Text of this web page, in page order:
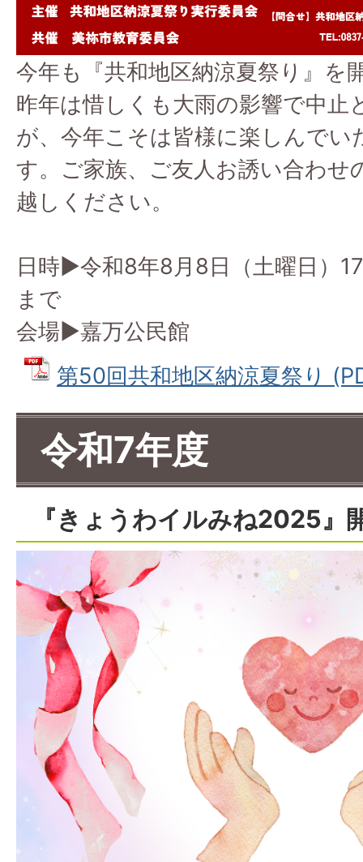
今年も『共和地区納涼夏祭り』を
昨年は惜しくも大雨の影響で中止
が、今年こそは皆様に楽しんでい
す。ご家族、ご友人お誘い合わせ
越しください。
日時▶令和8年8月8日（土曜日）
まで
会場▶嘉万公民館
第50回共和地区納涼夏祭り
令和7年度
『きょうわイルみね2025』